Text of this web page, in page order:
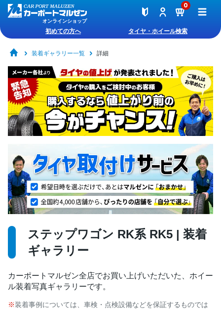
オンラインショップ
0
初めての方へ タイヤ・ホイール検索
装着ギャラリー一覧 詳細
ステップワゴン RK系 RK5 | 装着
ギャラリー
カーポートマルゼン全店でお買い上げいただいた、ホイー
ル装着写真ギャラリーです。
装着事例については、車検・点検設備などを保証するものでは